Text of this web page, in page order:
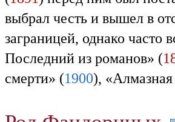
выбрал честь и вышел в
заграницей, однако часто
Последний из романов» (
смерти» (1900),